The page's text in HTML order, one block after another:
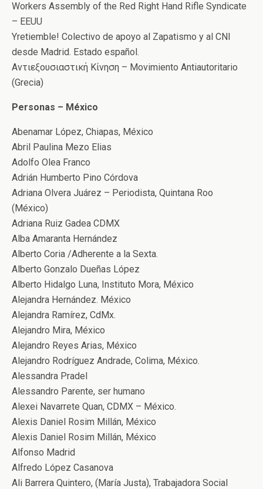
Workers Assembly of the Red Right Hand Rifle Syndicate
– EEUU
Yretiemble! Colectivo de apoyo al Zapatismo y al CNI
desde Madrid. Estado español.
Αντιεξουσιαστική Κίνηση – Movimiento Antiautoritario
(Grecia)
Personas – México
Abenamar López, Chiapas, México
Abril Paulina Mezo Elias
Adolfo Olea Franco
Adrián Humberto Pino Córdova
Adriana Olvera Juárez – Periodista, Quintana Roo
(México)
Adriana Ruiz Gadea CDMX
Alba Amaranta Hernández
Alberto Coria /Adherente a la Sexta.
Alberto Gonzalo Dueñas López
Alberto Hidalgo Luna, Instituto Mora, México
Alejandra Hernández. México
Alejandra Ramírez, CdMx.
Alejandro Mira, México
Alejandro Reyes Arias, México
Alejandro Rodríguez Andrade, Colima, México.
Alessandra Pradel
Alessandro Parente, ser humano
Alexei Navarrete Quan, CDMX – México.
Alexis Daniel Rosim Millán, México
Alexis Daniel Rosim Millán, México
Alfonso Madrid
Alfredo López Casanova
Ali Barrera Quintero, (María Justa), Trabajadora Social